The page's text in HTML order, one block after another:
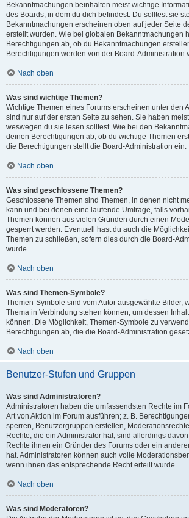
Bekanntmachungen beinhalten meist wichtige
des Boards, in dem du dich befindest. Du solltest sie
Bekanntmachungen erscheinen oben auf jeder Seite
erstellt wurden. Wie bei globalen Bekanntmachungen
Berechtigungen ab, ob du Bekanntmachungen
Berechtigungen werden von der Board-Administration
Nach oben
Was sind wichtige Themen?
Wichtige Themen eines Forums erscheinen unter den
sind nur auf der ersten Seite zu sehen. Sie haben
weswegen du sie lesen solltest. Wie bei den
deinen Berechtigungen ab, ob du wichtige Themen
die Berechtigungen stellt die Board-Administration ein.
Nach oben
Was sind geschlossene Themen?
Geschlossene Themen sind Themen, in denen nicht
kann und bei denen eine laufende Umfrage, falls
Themen können aus vielen Gründen durch einen
gesperrt werden. Eventuell hast du auch die
Themen zu schließen, sofern dies durch die Board-
wurde.
Nach oben
Was sind Themen-Symbole?
Themen-Symbole sind vom Autor ausgewählte Bilder,
Thema in Verbindung stehen können, um dessen
können. Die Möglichkeit, Themen-Symbole zu
Berechtigungen ab, die die Board-Administration
Nach oben
Benutzer-Stufen und Gruppen
Was sind Administratoren?
Administratoren haben die umfassendsten Rechte im
Art von Aktion im Forum ausführen; z. B.
sperren, Benutzergruppen erstellen,
Rechte, die ein Administrator hat, sind allerdings
Rechte ihnen ein Gründer des Forums oder ein
hat. Administratoren können auch volle
wenn ihnen das entsprechende Recht erteilt wurde.
Nach oben
Was sind Moderatoren?